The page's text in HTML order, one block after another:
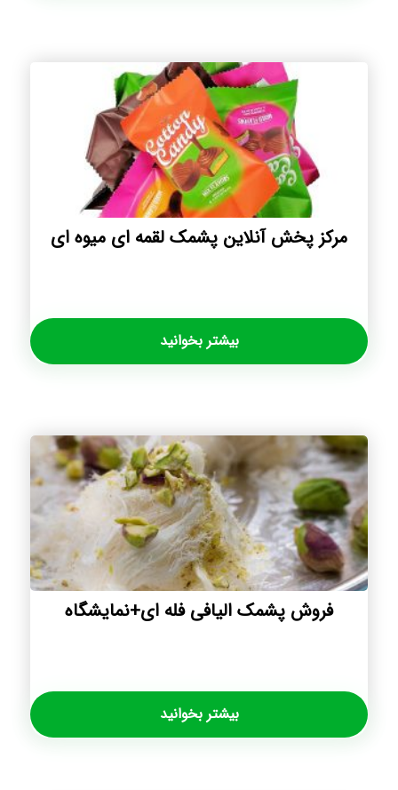
مرکز پخش آنلاین پشمک لقمه ای میوه ای
بیشتر بخوانید
فروش پشمک الیافی فله ای+نمایشگاه
بیشتر بخوانید